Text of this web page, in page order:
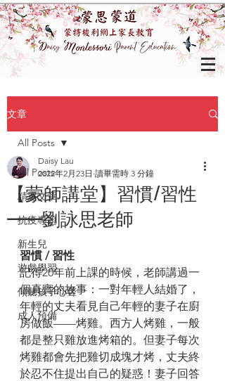
文章
All Posts
精選文章
抗疫專題
新生兒
遊戲學習
傾聽孩子心聲
成人預備
All Posts
【蒙師講堂】習慣/習性
——劉詠思老師
Daisy Lau
2022年2月23日 讀畢需時 3 分鐘
習慣 / 習性
記得20年前上課的時候，老師講過一
個真實的故事：一對年輕人結婚了，
年輕的丈夫看見自己年輕的妻子在廚
房做飯——烤雞。西方人烤雞，一般
都是整只雞放進烤箱的。但妻子每次
烤雞都會先把雞切成塊才烤，丈夫終
於忍不住提出自己的疑惑！妻子回答